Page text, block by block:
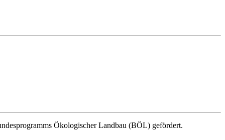
Ökologischer Landbau (BÖL) gefördert.